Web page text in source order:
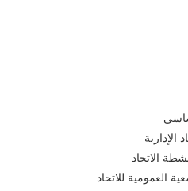
الإدارية
الاتحاد
العمومية للاتحاد